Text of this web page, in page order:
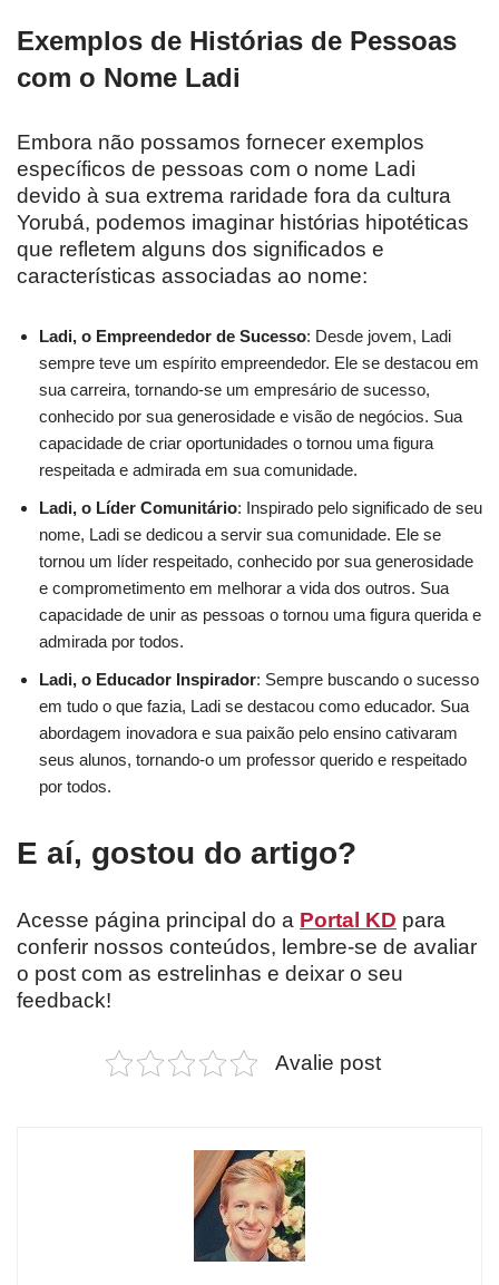
Exemplos de Histórias de Pessoas
com o Nome Ladi
Embora não possamos fornecer exemplos
específicos de pessoas com o nome Ladi
devido à sua extrema raridade fora da cultura
Yorubá, podemos imaginar histórias hipotéticas
que refletem alguns dos significados e
características associadas ao nome:
Ladi, o Empreendedor de Sucesso: Desde jovem, Ladi
sempre teve um espírito empreendedor. Ele se destacou em
sua carreira, tornando-se um empresário de sucesso,
conhecido por sua generosidade e visão de negócios. Sua
capacidade de criar oportunidades o tornou uma figura
respeitada e admirada em sua comunidade.
Ladi, o Líder Comunitário: Inspirado pelo significado de seu
nome, Ladi se dedicou a servir sua comunidade. Ele se
tornou um líder respeitado, conhecido por sua generosidade
e comprometimento em melhorar a vida dos outros. Sua
capacidade de unir as pessoas o tornou uma figura querida e
admirada por todos.
Ladi, o Educador Inspirador: Sempre buscando o sucesso
em tudo o que fazia, Ladi se destacou como educador. Sua
abordagem inovadora e sua paixão pelo ensino cativaram
seus alunos, tornando-o um professor querido e respeitado
por todos.
E aí, gostou do artigo?
Acesse página principal do a Portal KD para
conferir nossos conteúdos, lembre-se de avaliar
o post com as estrelinhas e deixar o seu
feedback!
Avalie post